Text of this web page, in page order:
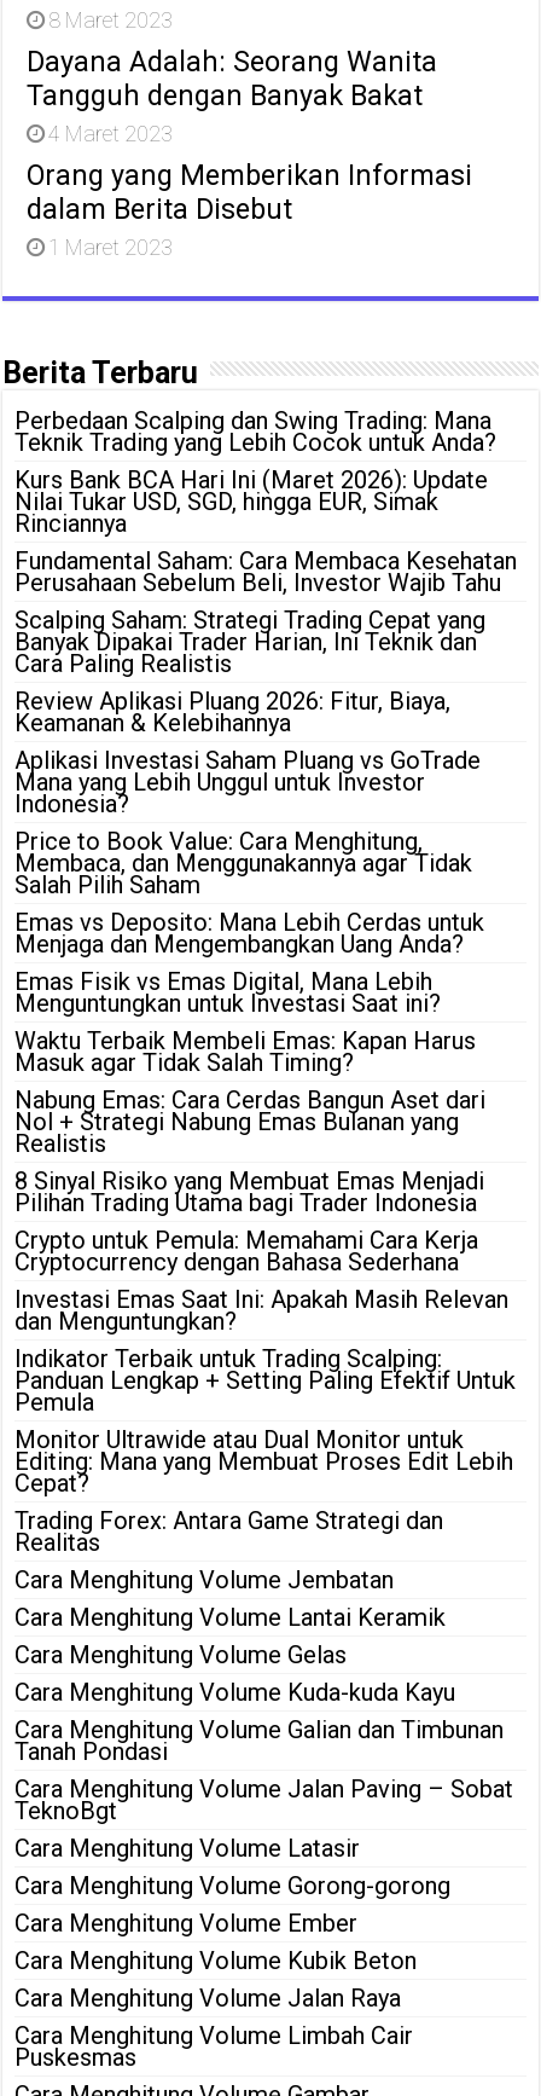
8 Maret 2023
Dayana Adalah: Seorang Wanita
Tangguh dengan Banyak Bakat
4 Maret 2023
Orang yang Memberikan Informasi
dalam Berita Disebut
1 Maret 2023
Berita Terbaru
Perbedaan Scalping dan Swing Trading: Mana
Teknik Trading yang Lebih Cocok untuk Anda?
Kurs Bank BCA Hari Ini (Maret 2026): Update
Nilai Tukar USD, SGD, hingga EUR, Simak
Rinciannya
Fundamental Saham: Cara Membaca Kesehatan
Perusahaan Sebelum Beli, Investor Wajib Tahu
Scalping Saham: Strategi Trading Cepat yang
Banyak Dipakai Trader Harian, Ini Teknik dan
Cara Paling Realistis
Review Aplikasi Pluang 2026: Fitur, Biaya,
Keamanan & Kelebihannya
Aplikasi Investasi Saham Pluang vs GoTrade
Mana yang Lebih Unggul untuk Investor
Indonesia?
Price to Book Value: Cara Menghitung,
Membaca, dan Menggunakannya agar Tidak
Salah Pilih Saham
Emas vs Deposito: Mana Lebih Cerdas untuk
Menjaga dan Mengembangkan Uang Anda?
Emas Fisik vs Emas Digital, Mana Lebih
Menguntungkan untuk Investasi Saat ini?
Waktu Terbaik Membeli Emas: Kapan Harus
Masuk agar Tidak Salah Timing?
Nabung Emas: Cara Cerdas Bangun Aset dari
Nol + Strategi Nabung Emas Bulanan yang
Realistis
8 Sinyal Risiko yang Membuat Emas Menjadi
Pilihan Trading Utama bagi Trader Indonesia
Crypto untuk Pemula: Memahami Cara Kerja
Cryptocurrency dengan Bahasa Sederhana
Investasi Emas Saat Ini: Apakah Masih Relevan
dan Menguntungkan?
Indikator Terbaik untuk Trading Scalping:
Panduan Lengkap + Setting Paling Efektif Untuk
Pemula
Monitor Ultrawide atau Dual Monitor untuk
Editing: Mana yang Membuat Proses Edit Lebih
Cepat?
Trading Forex: Antara Game Strategi dan
Realitas
Cara Menghitung Volume Jembatan
Cara Menghitung Volume Lantai Keramik
Cara Menghitung Volume Gelas
Cara Menghitung Volume Kuda-kuda Kayu
Cara Menghitung Volume Galian dan Timbunan
Tanah Pondasi
Cara Menghitung Volume Jalan Paving – Sobat
TeknoBgt
Cara Menghitung Volume Latasir
Cara Menghitung Volume Gorong-gorong
Cara Menghitung Volume Ember
Cara Menghitung Volume Kubik Beton
Cara Menghitung Volume Jalan Raya
Cara Menghitung Volume Limbah Cair
Puskesmas